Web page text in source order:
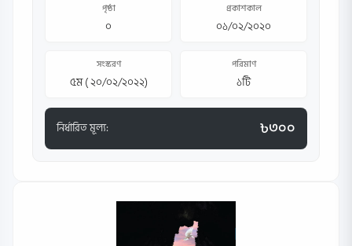
পৃষ্ঠা
০
প্রকাশকাল
০১/০২/২০২০
সংস্করণ
৫ম ( ২০/০২/২০২২)
পরিমাণ
১টি
নির্ধারিত মূল্য: ৳৩০০